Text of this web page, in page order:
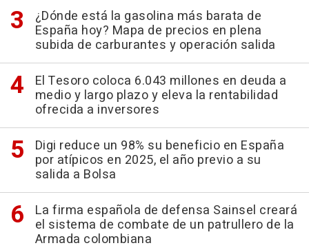
¿Dónde está la gasolina más barata de
España hoy? Mapa de precios en plena
subida de carburantes y operación salida
El Tesoro coloca 6.043 millones en deuda a
medio y largo plazo y eleva la rentabilidad
ofrecida a inversores
Digi reduce un 98% su beneficio en España
por atípicos en 2025, el año previo a su
salida a Bolsa
La firma española de defensa Sainsel creará
el sistema de combate de un patrullero de la
Armada colombiana